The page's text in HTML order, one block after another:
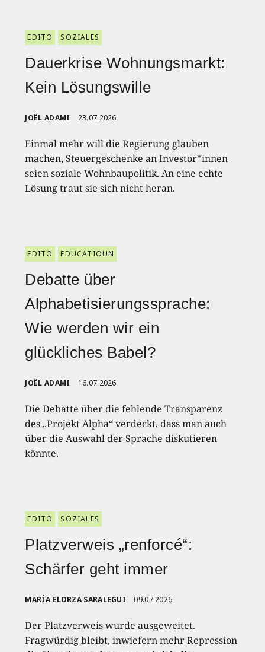
EDITO SOZIALES
Dauerkrise Wohnungsmarkt:
Kein Lösungswille
JOËL ADAMI 23.07.2026
Einmal mehr will die Regierung glauben
machen, Steuergeschenke an Investor*innen
seien soziale Wohnbaupolitik. An eine echte
Lösung traut sie sich nicht heran.
EDITO EDUCATIOUN
Debatte über
Alphabetisierungssprache:
Wie werden wir ein
glückliches Babel?
JOËL ADAMI 16.07.2026
Die Debatte über die fehlende Transparenz
des „Projekt Alpha“ verdeckt, dass man auch
über die Auswahl der Sprache diskutieren
könnte.
EDITO SOZIALES
Platzverweis „renforcé“:
Schärfer geht immer
MARÍA ELORZA SARALEGUI 09.07.2026
Der Platzverweis wurde ausgeweitet.
Fragwürdig bleibt, inwiefern mehr Repression